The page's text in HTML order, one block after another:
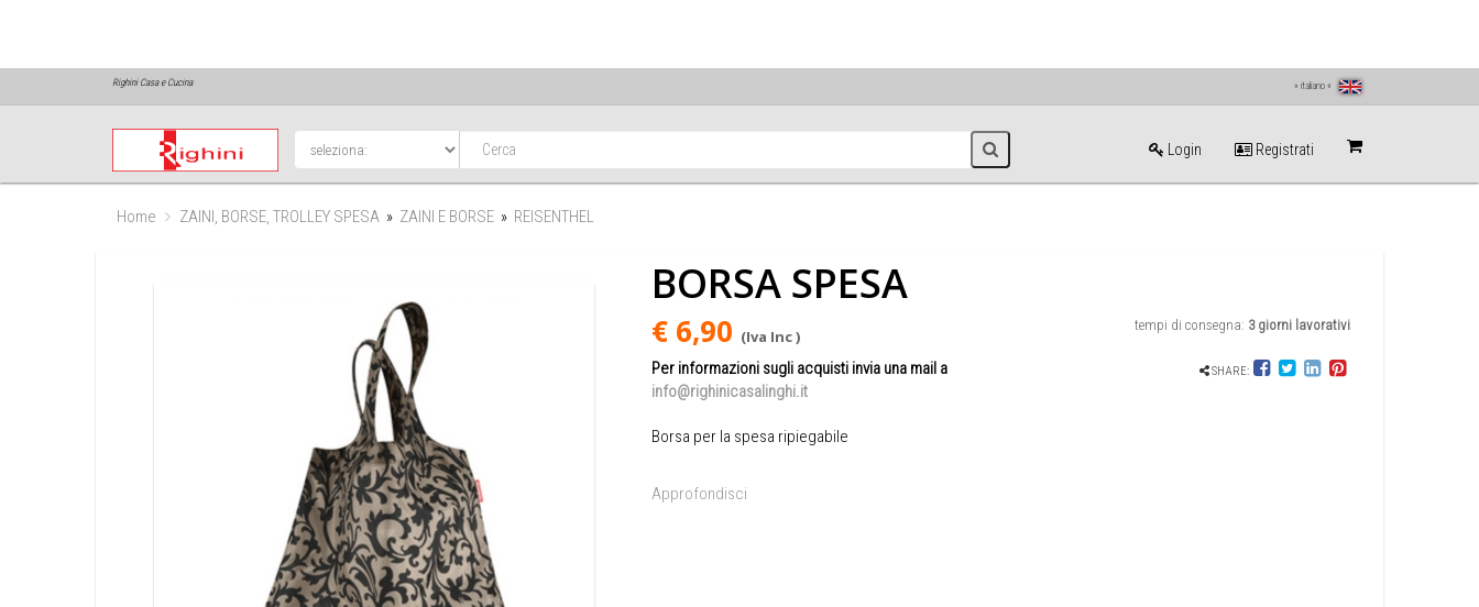
Righini Casa e Cucina » italiano «
Login Registrati
Home ZAINI, BORSE, TROLLEY SPESA » ZAINI E BORSE » REISENTHEL
BORSA SPESA
€ 6,90 (Iva Inc )
Per informazioni sugli acquisti invia una mail a
info@righinicasalinghi.it
tempi di consegna: 3 giorni lavorativi
SHARE:
Borsa per la spesa ripiegabile
Approfondisci